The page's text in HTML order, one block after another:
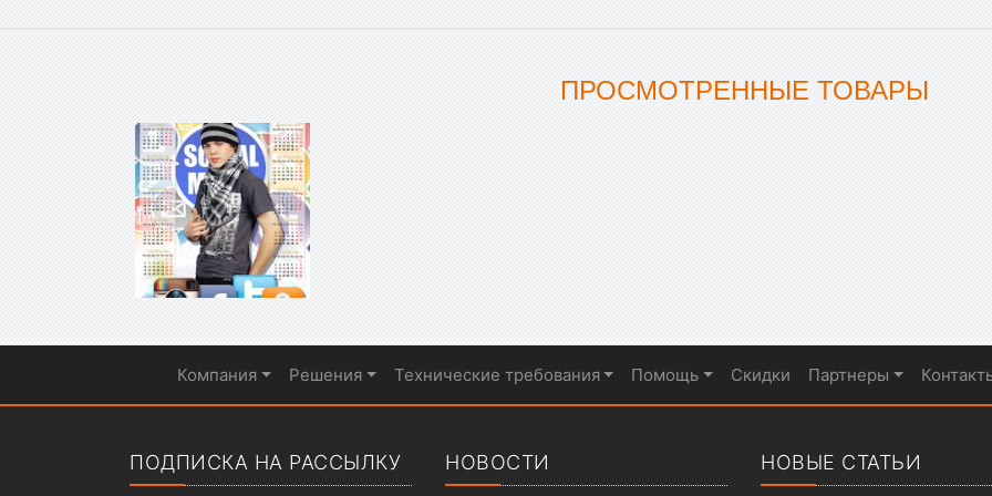
ПРОСМОТРЕННЫЕ ТОВАРЫ
Показать меню
Компания Решения Технические требования Помощь Скидки Партнеры
ПОДПИСКА НА РАССЫЛКУ НОВОСТИ НОВЫЕ СТАТЬИ